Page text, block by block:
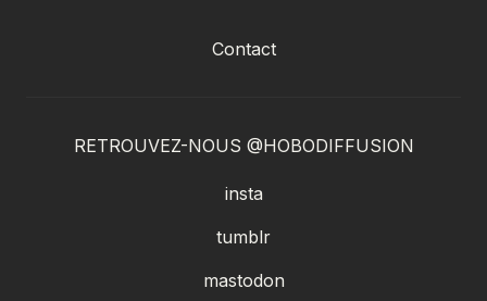
Contact
RETROUVEZ-NOUS @HOBODIFFUSION
insta
tumblr
mastodon